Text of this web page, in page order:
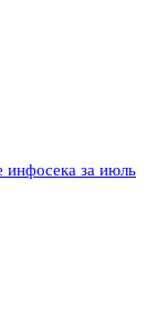
за июль